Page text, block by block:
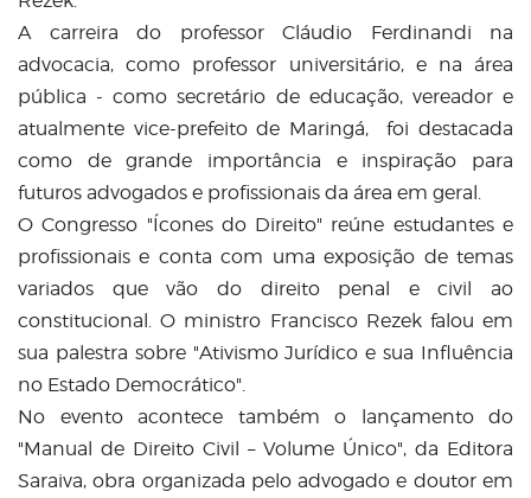
A carreira do professor Cláudio Ferdinandi na
advocacia, como professor universitário, e na área
pública - como secretário de educação, vereador e
atualmente vice-prefeito de Maringá, foi destacada
como de grande importância e inspiração para
futuros advogados e profissionais da área em geral.
O Congresso "Ícones do Direito" reúne estudantes e
profissionais e conta com uma exposição de temas
variados que vão do direito penal e civil ao
constitucional. O ministro Francisco Rezek falou em
sua palestra sobre "Ativismo Jurídico e sua Influência
no Estado Democrático".
No evento acontece também o lançamento do
"Manual de Direito Civil – Volume Único", da Editora
Saraiva, obra organizada pelo advogado e doutor em